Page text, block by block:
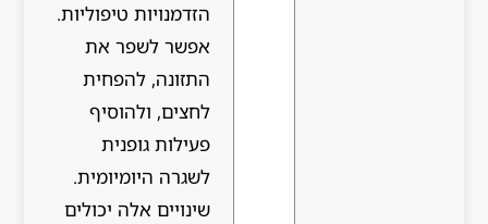
הזדמנויות טיפוליות.
אפשר לשפר את
התזונה, להפחית
לחצים, ולהוסיף
פעילות גופנית
לשגרה היומיומית.
שינויים אלה יכולים